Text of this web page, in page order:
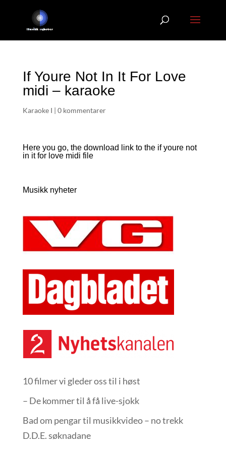
If Youre Not In It For Love
midi – karaoke
Karaoke I | 0 kommentarer
Here you go, the download link to the if youre not
in it for love midi file
Musikk nyheter
10 filmer vi gleder oss til i høst
– De kommer til å få live-sjokk
Bad om pengar til musikkvideo – no trekk
D.D.E. søknadane